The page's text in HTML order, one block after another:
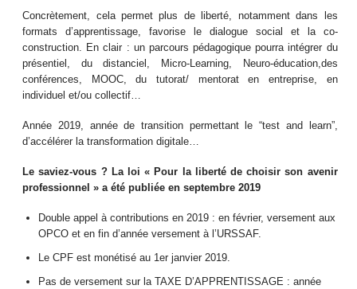
Concrètement, cela permet plus de liberté, notamment dans les
formats d’apprentissage, favorise le dialogue social et la co-
construction. En clair : un parcours pédagogique pourra intégrer du
présentiel, du distanciel, Micro-Learning, Neuro-éducation,des
conférences, MOOC, du tutorat/ mentorat en entreprise, en
individuel et/ou collectif…
Année 2019, année de transition permettant le “test and learn”,
d’accélérer la transformation digitale…
Le saviez-vous ? La loi « Pour la liberté de choisir son avenir
professionnel » a été publiée en septembre 2019
Double appel à contributions en 2019 : en février, versement aux
OPCO et en fin d’année versement à l’URSSAF.
Le CPF est monétisé au 1er janvier 2019.
Pas de versement sur la TAXE D’APPRENTISSAGE : année